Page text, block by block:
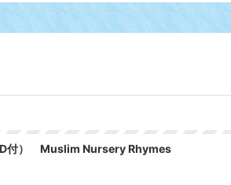
付） Muslim Nursery Rhymes